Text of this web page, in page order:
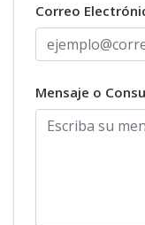
Correo
Mensaje o